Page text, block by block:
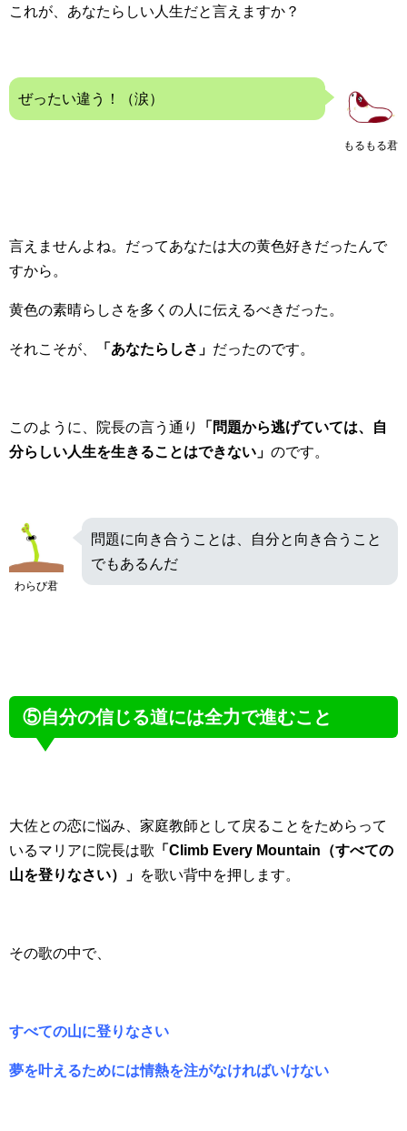
これが、あなたらしい人生だと言えますか？
もるもる君
ぜったい違う！（涙）
言えませんよね。だってあなたは大の黄色好きだったんで
すから。
黄色の素晴らしさを多くの人に伝えるべきだった。
それこそが、 「あなたらしさ」 だったのです。
このように、院長の言う通り
「問題から逃げていては、自
分らしい人生を生きることはできない」 のです。
わらび君
問題に向き合うことは、自分と向き合うこと
でもあるんだ
⑤自分の信じる道には全力で進むこと
大佐との恋に悩み、家庭教師として戻ることをためらって
いるマリアに院長は歌 「Climb Every Mountain（すべての
山を登りなさい）」 を歌い背中を押します。
その歌の中で、
すべての山に登りなさい
夢を叶えるためには情熱を注がなければいけない